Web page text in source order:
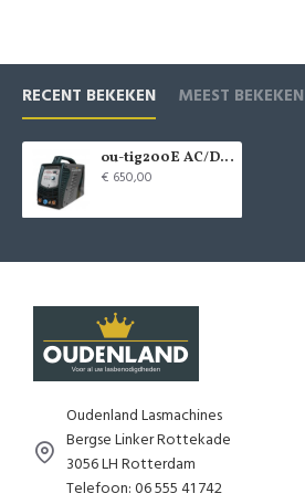
RECENT BEKEKEN MEEST BEKEKEN
ou-tig200E AC/DC pulse tig lasmachines
€ 650,00
Oudenland Lasmachines
Bergse Linker Rottekade
3056 LH Rotterdam
Telefoon: 06 555 41 742